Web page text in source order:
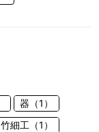
器（1）
竹細工（1）